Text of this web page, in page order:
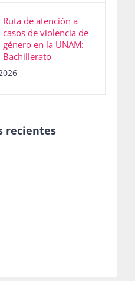
Ruta de atención a
casos de violencia de
género en la UNAM:
Bachillerato
recientes